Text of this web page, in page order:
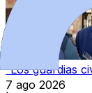
“Los guardias
7 ago 2026